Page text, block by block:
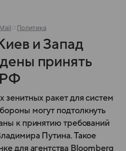
Политика
и Запад
принять
РФ
зенитных ракет для систем
могут подтолкнуть
к принятию требований
Путина. Такое
для агентства Bloomberg